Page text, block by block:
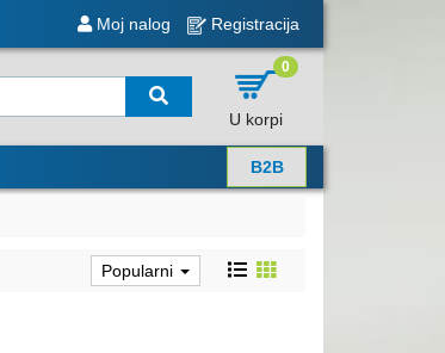
Moj nalog Registracija
0
U korpi
B2B
Popularni